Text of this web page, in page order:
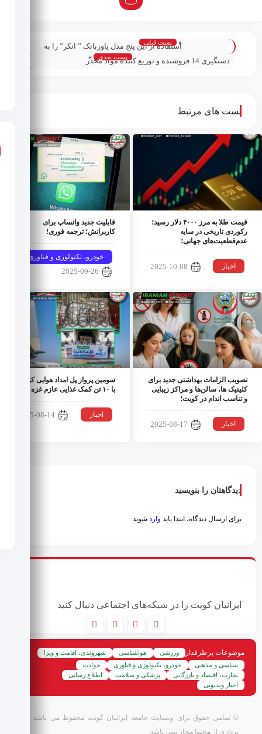
پست قبلی
استفاده از این پنج مدل پاوربانک ” انکر” را به
دلیل احتمال آتش سوزی متوقف کنید؛
دستگیری 14 فروشنده و توزیع کننده مواد مخدر
پست بعدی »
پست های مرتبط
قیمت طلا به مرز ۴۰۰۰ دلار رسید؛
رکوردی تاریخی در سایه
عدم‌قطعیت‌های جهانی؛
اخبار 2025-10-08
قابلیت جدید واتساپ برای
کاربرانش؛ ترجمه فوری!
خودرو، تکنولوزی و فناوری
2025-09-26
تصویب الزامات بهداشتی جدید برای
کلینیک ها، سالن‌ها و مراکز زیبایی
و تناسب اندام در کویت؛
اخبار 2025-08-17
سومین پرواز پل امداد هوایی کویت
اخبار 2025-08-14
دیدگاهتان را بنویسید
برای ارسال دیدگاه، ابتدا باید وارد شوید.
ایرانیان کویت را در شبکه‌های اجتماعی دنبال کنید
موضوعات پرطرفدار ورزشی هواشناسی
شهروندی، اقامت و ویزا
سیاسی و مذهبی
خودرو، تکنولوزی و فناوری
حوادث
تجارت، اقتصاد و بازرگانی
پزشکی و سلامت
اطلاع رسانی
اخبار ویدیویی
© تمامی حقوق برای وبسایت جامعه ایرانیان کویت محفوظ می باشد و کپی
برداری از محتوا مجاز نمی باشد.